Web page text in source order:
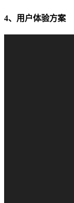
4、用户体验方案